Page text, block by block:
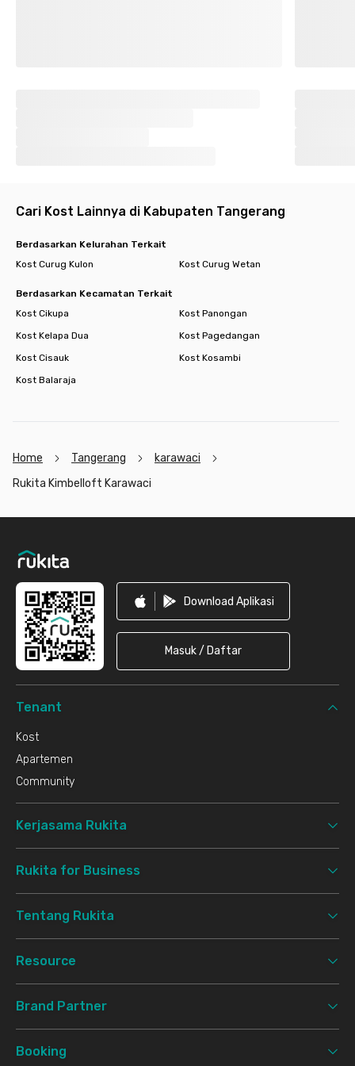
Cari Kost Lainnya di Kabupaten Tangerang
Berdasarkan Kelurahan Terkait
Kost Curug Kulon
Kost Curug Wetan
Berdasarkan Kecamatan Terkait
Kost Cikupa
Kost Panongan
Kost Kelapa Dua
Kost Pagedangan
Kost Cisauk
Kost Kosambi
Kost Balaraja
Home Tangerang
karawaci
Rukita Kimbelloft Karawaci
Download Aplikasi
Masuk / Daftar
Tenant
Kost
Apartemen
Community
Kerjasama Rukita
Rukita for Business
Tentang Rukita
Resource
Brand Partner
Booking